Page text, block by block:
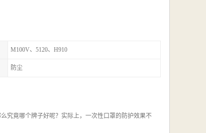
M100V、5120、H910
防尘
究竟哪个牌子好呢？实际上，一次性口罩的防护效果不